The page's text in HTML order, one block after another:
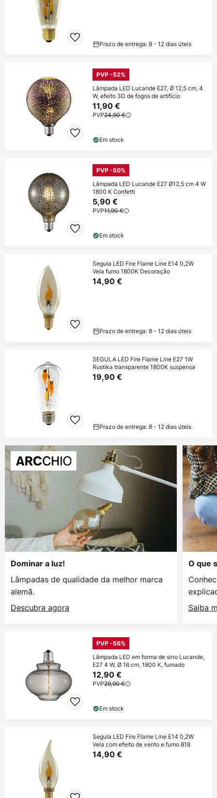
Prazo de entrega: 8 - 12 dias úteis
PVP -52%
Lâmpada LED Lucande E27, Ø 12,5 cm, 4
W, efeito 3D de fogos de artifício
11,90 €
PVP24,90 €
Em stock
PVP -50%
Lâmpada LED Lucande E27 Ø12,5 cm 4 W
1800 K Confetti
5,90 €
PVP11,90 €
Em stock
Segula LED Fire Flame Line E14 0,2W
Vela fumo 1800K Decoração
14,90 €
Prazo de entrega: 8 - 12 dias úteis
SEGULA LED Fire Flame Line E27 1W
Rustika transparente 1800K suspensa
19,90 €
Prazo de entrega: 8 - 12 dias úteis
Dominar a luz!
Lâmpadas de qualidade da melhor marca
alemã.
Descubra agora
O que
Saiba
PVP -56%
Lâmpada LED em forma de sino Lucande,
E27 4 W, Ø 16 cm, 1800 K, fumado
12,90 €
PVP29,90 €
Em stock
Segula LED Fire Flame Line E14 0,2W
Vela com efeito de vento e fumo 818
14,90 €